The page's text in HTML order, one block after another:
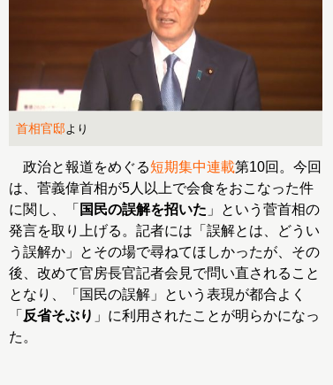
首相官邸より
政治と報道をめぐる短期集中連載第10回。今回
は、菅義偉首相が5人以上で会食をおこなった件
に関し、「 国民の誤解を招いた 」という菅首相の
発言を取り上げる。記者には「誤解とは、どうい
う誤解か」とその場で尋ねてほしかったが、その
後、改めて官房長官記者会見で問い直されること
となり、「国民の誤解」という表現が都合よく
「 反省そぶり 」に利用されたことが明らかになっ
た。